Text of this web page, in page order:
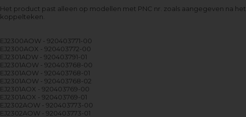
Het product past alleen op modellen met PNC nr. zoals aangegeven na het
koppelteken.
EJ2300AOW - 920403771-00
EJ2300AOX - 920403772-00
EJ2301ADW - 920403791-01
EJ2301AOW - 920403768-00
EJ2301AOW - 920403768-01
EJ2301AOW - 920403768-02
EJ2301AOX - 920403769-00
EJ2301AOX - 920403769-01
EJ2302AOW - 920403773-00
EJ2302AOW - 920403773-01